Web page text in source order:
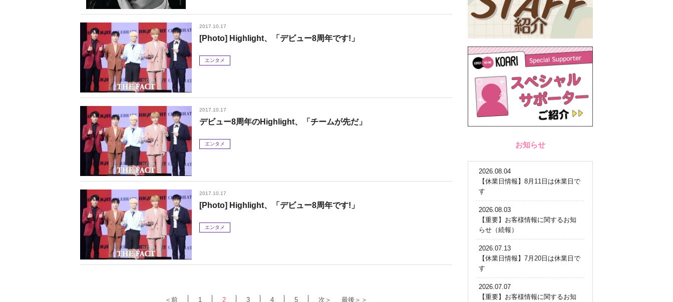
2017.10.17
[Photo] Highlight、「デビュー8周年です!」
エンタメ
2017.10.17
デビュー8周年のHighlight、「チームが先だ」
エンタメ
2017.10.17
[Photo] Highlight、「デビュー8周年です!」
エンタメ
＜前 1 2 3 4 5 次＞ 最後＞＞
お知らせ
2026.08.04
【休業日情報】8月11日は休業日で
す
2026.08.03
【重要】お客様情報に関するお知
らせ（続報）
2026.07.13
【休業日情報】7月20日は休業日で
す
2026.07.07
【重要】お客様情報に関するお知